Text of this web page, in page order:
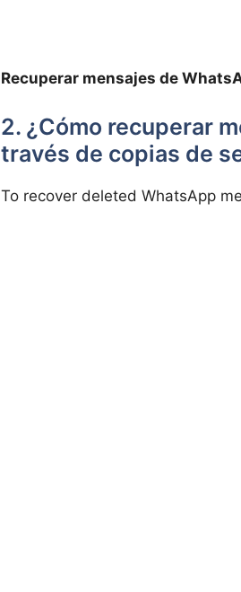
Recuperar mensajes de
2. ¿Cómo recuperar
través de copias de
To recover deleted WhatsApp